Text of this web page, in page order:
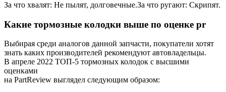
За что хвалят: Не пылят, долговечные.За что ругают: Скрипят.
Какие тормозные колодки выше по оценке pr
Выбирая среди аналогов данной запчасти, покупатели хотят
знать каких производителей рекомендуют автовладельцы.
В апреле 2022 ТОП-5 тормозных колодок с высшими
оценками
на PartReview выглядел следующим образом: